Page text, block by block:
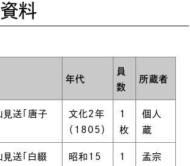
料
年代
員
数
所蔵者
見送「唐子
文化２年
（1805）
１
枚
個人
蔵
送「白綴
昭和15
１
孟宗